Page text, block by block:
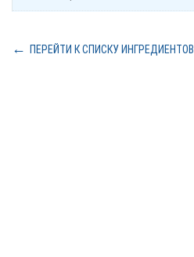
ПЕРЕЙТИ К СПИСКУ ИНГРЕДИЕНТОВ